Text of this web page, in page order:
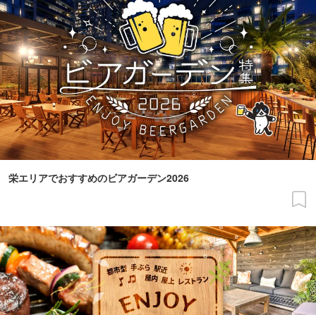
栄エリアでおすすめのビアガーデン2026